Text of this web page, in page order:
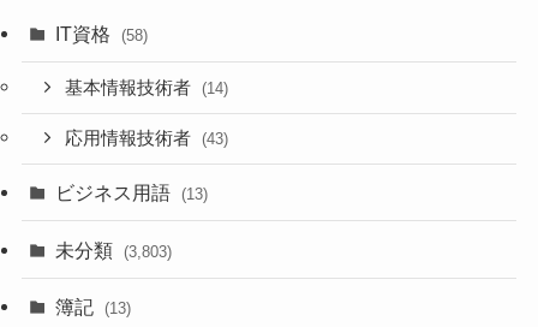
IT資格 (58)
基本情報技術者 (14)
応用情報技術者 (43)
ビジネス用語 (13)
未分類 (3,803)
簿記 (13)